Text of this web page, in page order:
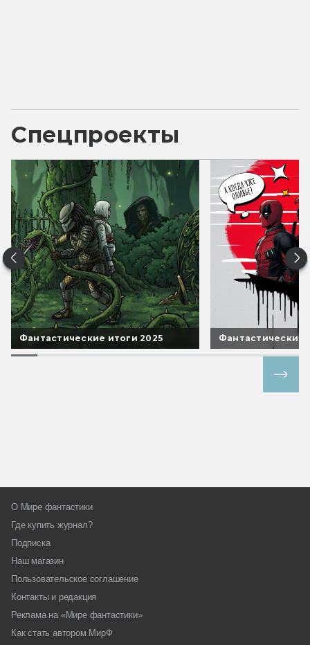
Спецпроекты
Фантастические итоги 2025 Фантастические
О Мире фантастики
Где купить журнал?
Подписка
Наш магазин
Пользовательское соглашение
Контакты и редакция
Реклама на «Мире фантастики»
Как стать автором МирФ